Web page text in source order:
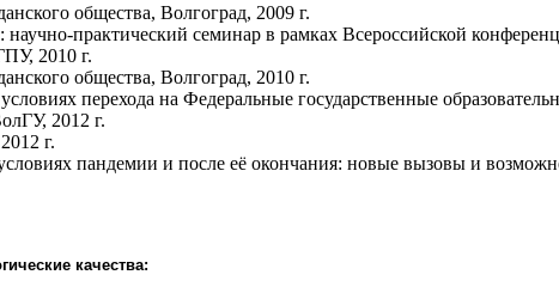
общества, Волгоград, 2009 г.
практический семинар в рамках Всероссийской
2010 г.
общества, Волгоград, 2010 г.
перехода на Федеральные государственные
2012 г.
г.
пандемии и после её окончания: новые вызовы и
качества: